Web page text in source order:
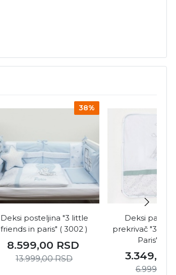
38%
Deksi posteljina "3 little
friends in paris" ( 3002 )
8.599,00 RSD
13.999,00RSD
Deksi
prekrivač "3
Paris" (
3.349,00
6.999,00